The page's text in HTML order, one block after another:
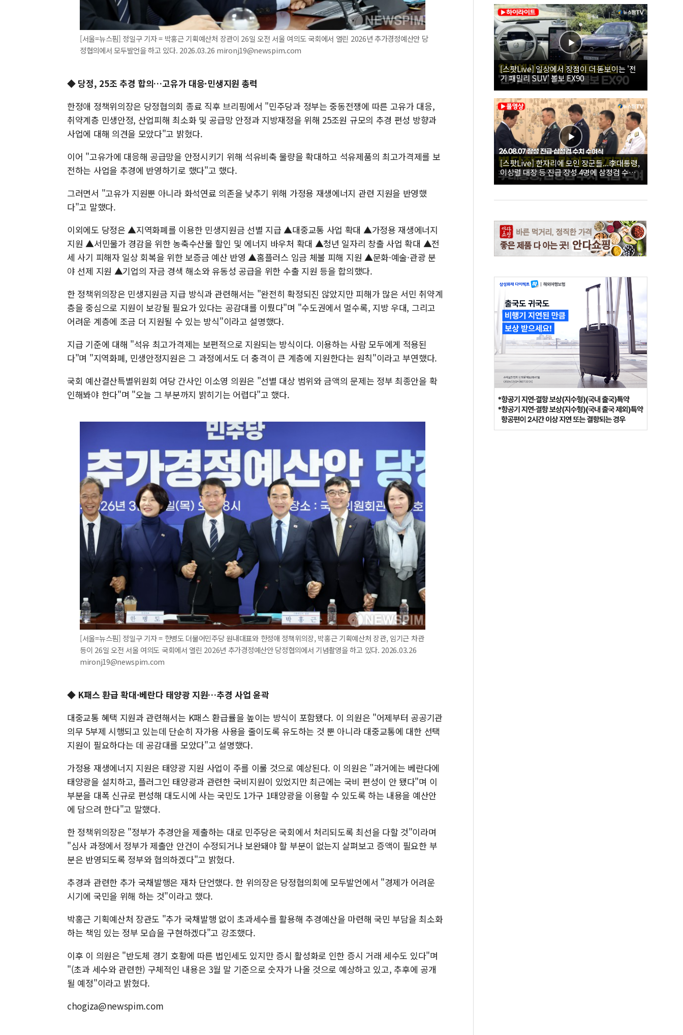
[서울=뉴스핌] 정일구 기자 = 박홍근 기획예산처 장관이 26일 오전 서울 여의도 국회에서 열린 2026년 추가경정예산안 당
정협의에서 모두발언을 하고 있다. 2026.03.26 mironj19@newspim.com
◆ 당정, 25조 추경 합의…고유가 대응·민생지원 총력
한정애 정책위의장은 당정협의회 종료 직후 브리핑에서 "민주당과 정부는 중동전쟁에 따른 고유가 대응,
취약계층 민생안정, 산업피해 최소화 및 공급망 안정과 지방재정을 위해 25조원 규모의 추경 편성 방향과
사업에 대해 의견을 모았다"고 밝혔다.
이어 "고유가에 대응해 공급망을 안정시키기 위해 석유비축 물량을 확대하고 석유제품의 최고가격제를 보
전하는 사업을 추경에 반영하기로 했다"고 했다.
그러면서 "고유가 지원뿐 아니라 화석연료 의존을 낮추기 위해 가정용 재생에너지 관련 지원을 반영했
다"고 말했다.
이외에도 당정은 ▲지역화폐를 이용한 민생지원금 선별 지급 ▲대중교통 사업 확대 ▲가정용 재생에너지
지원 ▲서민물가 경감을 위한 농축수산물 할인 및 에너지 바우처 확대 ▲청년 일자리 창출 사업 확대 ▲전
세 사기 피해자 일상 회복을 위한 보증금 예산 반영 ▲홈플러스 임금 체불 피해 지원 ▲문화·예술·관광 분
야 선제 지원 ▲기업의 자금 경색 해소와 유동성 공급을 위한 수출 지원 등을 합의했다.
한 정책위의장은 민생지원금 지급 방식과 관련해서는 "완전히 확정되진 않았지만 피해가 많은 서민 취약계
층을 중심으로 지원이 보강될 필요가 있다는 공감대를 이뤘다"며 "수도권에서 멀수록, 지방 우대, 그리고
어려운 계층에 조금 더 지원될 수 있는 방식"이라고 설명했다.
지급 기준에 대해 "석유 최고가격제는 보편적으로 지원되는 방식이다. 이용하는 사람 모두에게 적용된
다"며 "지역화폐, 민생안정지원은 그 과정에서도 더 충격이 큰 계층에 지원한다는 원칙"이라고 부연했다.
국회 예산결산특별위원회 여당 간사인 이소영 의원은 "선별 대상 범위와 금액의 문제는 정부 최종안을 확
인해봐야 한다"며 "오늘 그 부분까지 밝히기는 어렵다"고 했다.
[서울=뉴스핌] 정일구 기자 = 한병도 더불어민주당 원내대표와 한정애 정책위의장, 박홍근 기획예산처 장관, 임기근 차관
등이 26일 오전 서울 여의도 국회에서 열린 2026년 추가경정예산안 당정협의에서 기념촬영을 하고 있다. 2026.03.26
mironj19@newspim.com
◆ K패스 환급 확대·베란다 태양광 지원…추경 사업 윤곽
대중교통 혜택 지원과 관련해서는 K패스 환급률을 높이는 방식이 포함됐다. 이 의원은 "어제부터 공공기관
의무 5부제 시행되고 있는데 단순히 자가용 사용을 줄이도록 유도하는 것 뿐 아니라 대중교통에 대한 선택
지원이 필요하다는 데 공감대를 모았다"고 설명했다.
가정용 재생에너지 지원은 태양광 지원 사업이 주를 이룰 것으로 예상된다. 이 의원은 "과거에는 베란다에
태양광을 설치하고, 플러그인 태양광과 관련한 국비지원이 있었지만 최근에는 국비 편성이 안 됐다"며 이
부분을 대폭 신규로 편성해 대도시에 사는 국민도 1가구 1태양광을 이용할 수 있도록 하는 내용을 예산안
에 담으려 한다"고 말했다.
한 정책위의장은 "정부가 추경안을 제출하는 대로 민주당은 국회에서 처리되도록 최선을 다할 것"이라며
"심사 과정에서 정부가 제출안 안건이 수정되거나 보완돼야 할 부분이 없는지 살펴보고 증액이 필요한 부
분은 반영되도록 정부와 협의하겠다"고 밝혔다.
추경과 관련한 추가 국채발행은 재차 단언했다. 한 위의장은 당정협의회에 모두발언에서 "경제가 어려운
시기에 국민을 위해 하는 것"이라고 했다.
박홍근 기획예산처 장관도 "추가 국채발행 없이 초과세수를 활용해 추경예산을 마련해 국민 부담을 최소화
하는 책임 있는 정부 모습을 구현하겠다"고 강조했다.
이후 이 의원은 "반도체 경기 호황에 따른 법인세도 있지만 증시 활성화로 인한 증시 거래 세수도 있다"며
"(초과 세수와 관련한) 구체적인 내용은 3월 말 기준으로 숫자가 나올 것으로 예상하고 있고, 추후에 공개
될 예정"이라고 밝혔다.
chogiza@newspim.com
[스팟Live] 일상에서 장점이 더 돋보이는 '전
기 패밀리 SUV' 볼보 EX90
[스팟Live] 한자리에 모인 장군들...李대통령,
이상렬 대장 등 진급 장성 4명에 삼정검 수치
직접 수여｜26.08.07 장성 진급·삼정검 수치